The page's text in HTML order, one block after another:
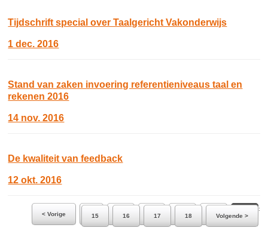
Tijdschrift special over Taalgericht Vakonderwijs
1 dec. 2016
Stand van zaken invoering referentieniveaus taal en
rekenen 2016
14 nov. 2016
De kwaliteit van feedback
12 okt. 2016
Ga naar pagina:
< Vorige
9 10 11 12 13 14
15 16 17 18 Volgende >